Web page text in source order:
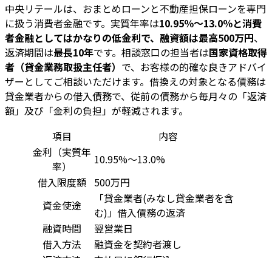
中央リテールは、おまとめローンと不動産担保ローンを専門
に扱う消費者金融です。実質年率は10.95％～13.0％と消費
者金融としてはかなりの低金利で、融資額は最高500万円、
返済期間は最長10年です。相談窓口の担当者は国家資格取得
者（貸金業務取扱主任者） で、お客様の的確な良きアドバイ
ザーとしてご相談いただけます。借換えの対象となる債務は
貸金業者からの借入債務で、従前の債務から毎月々の「返済
額」及び「金利の負担」が軽減されます。
項目
内容
金利（実質年
率）
10.95%～13.0%
借入限度額
500万円
資金使途
「貸金業者(みなし貸金業者を含
む)」借入債務の返済
融資時間
翌営業日
借入方法
融資金を契約者渡し